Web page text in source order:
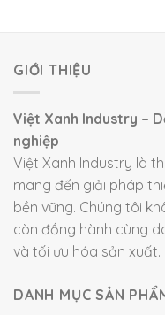
GIỚI THIỆU
Việt Xanh Industry –
nghiệp
Việt Xanh Industry là
mang đến giải pháp
bền vững. Chúng tôi
còn đồng hành cùng
và tối ưu hóa sản xuất.
DANH MỤC SẢN